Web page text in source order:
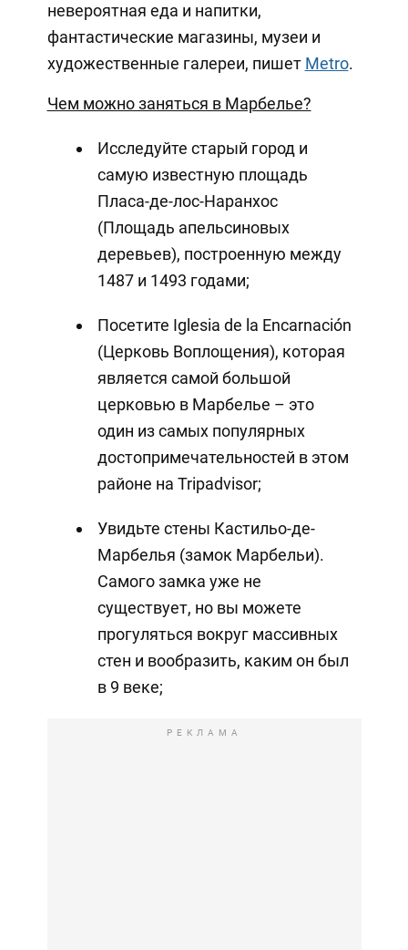
невероятная еда и напитки,
фантастические магазины, музеи и
художественные галереи, пишет Metro.
Чем можно заняться в Марбелье?
Исследуйте старый город и
самую известную площадь
Пласа-де-лос-Наранхос
(Площадь апельсиновых
деревьев), построенную между
1487 и 1493 годами;
Посетите Iglesia de la Encarnación
(Церковь Воплощения), которая
является самой большой
церковью в Марбелье – это
один из самых популярных
достопримечательностей в этом
районе на Tripadvisor;
Увидьте стены Кастильо-де-
Марбелья (замок Марбельи).
Самого замка уже не
существует, но вы можете
прогуляться вокруг массивных
стен и вообразить, каким он был
в 9 веке;
РЕКЛАМА